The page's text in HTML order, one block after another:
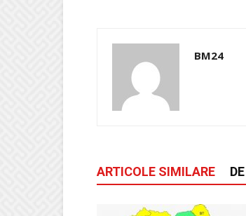
BM24
ARTICOLE SIMILARE